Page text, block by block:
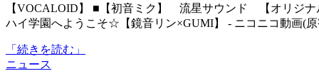
【VOCALOID】 ■【初音ミク】 流星サウンド 【オリジナルPV】 ‐ ニコニコ動画(原宿) ■【新番組】聖ボーダーニー
ハイ学園へようこそ☆【鏡音リン×GUMI】 ‐ ニコニコ動画(
「続きを読む」
ニュース